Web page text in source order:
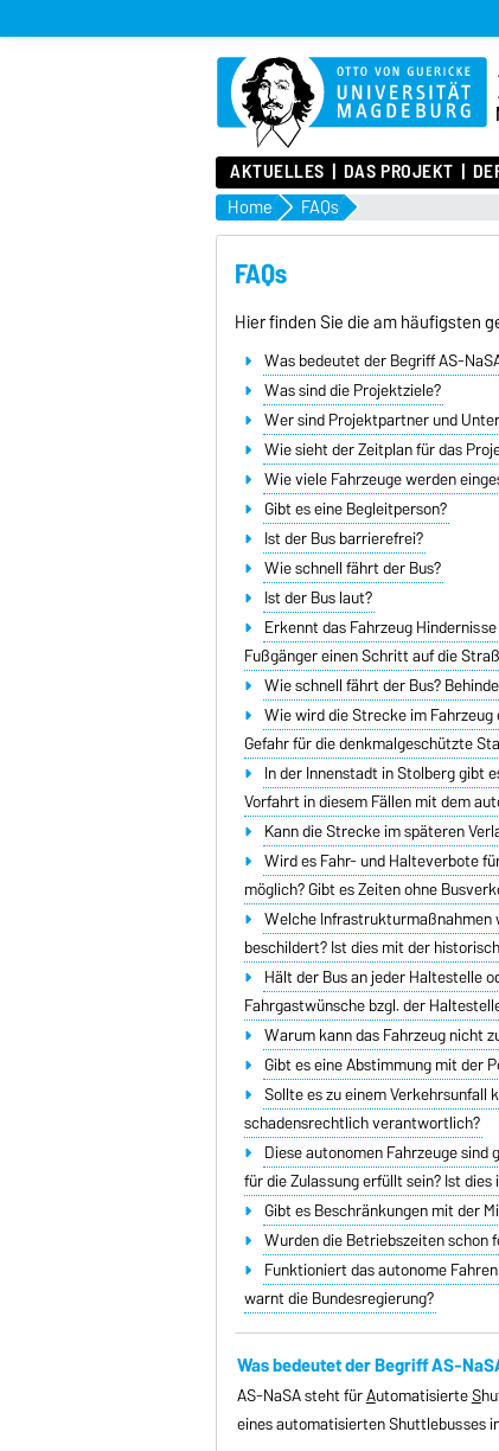
AKTUELLES DAS PROJEKT
Home FAQs
FAQs
Hier finden Sie die am häufigsten
Was bedeutet der Begriff AS-
Was sind die Projektziele?
Wer sind Projektpartner und
Wie sieht der Zeitplan für das
Wie viele Fahrzeuge werden
Gibt es eine Begleitperson?
Ist der Bus barrierefrei?
Wie schnell fährt der Bus?
Ist der Bus laut?
Erkennt das Fahrzeug
Fußgänger einen Schritt auf die
Wie schnell fährt der Bus?
Wie wird die Strecke im
Gefahr für die denkmalgeschützte
In der Innenstadt in Stolberg gibt
Vorfahrt in diesem Fällen mit dem
Kann die Strecke im späteren
Wird es Fahr- und Halteverbote
möglich? Gibt es Zeiten ohne
Welche
beschildert? Ist dies mit der
Hält der Bus an jeder Haltestelle
Fahrgastwünsche bzgl. der
Warum kann das Fahrzeug nicht
Gibt es eine Abstimmung mit der
Sollte es zu einem
schadensrechtlich verantwortlich?
Diese autonomen Fahrzeuge
für die Zulassung erfüllt sein? Ist
Gibt es Beschränkungen mit der
Wurden die Betriebszeiten schon
Funktioniert das autonome
warnt die Bundesregierung?
Was bedeutet der Begriff AS-
AS-NaSA steht fürAutomatisierteS
eines automatisierten Shuttlebusses